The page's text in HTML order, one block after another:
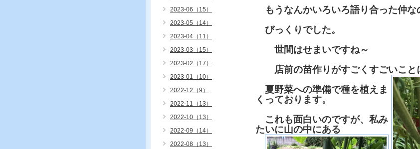
もうなんかいろいろ語り合った仲な
びっくりでした。
世間はせまいですね～
店前の苗作りがすごくすごいこと
夏野菜への準備で種を植えま
くっております。
これも面白いのですが、私み
たいに山の中にある
2023-06（15）
2023-05（14）
2023-04（11）
2023-03（15）
2023-02（17）
2023-01（10）
2022-12（9）
2022-11（13）
2022-10（13）
2022-09（14）
2022-08（13）